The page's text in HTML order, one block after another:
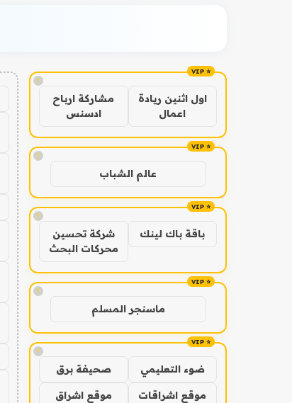
!
اول اثنين ريادة
اعمال
مشاركة ارباح
ادسنس
!
عالم الشباب
!
باقة باك لينك
شركة تحسين
محركات البحث
!
ماسنجر المسلم
!
ضوء التعليمي صحيفة برق
موقع اشراقات
موقع اشراق